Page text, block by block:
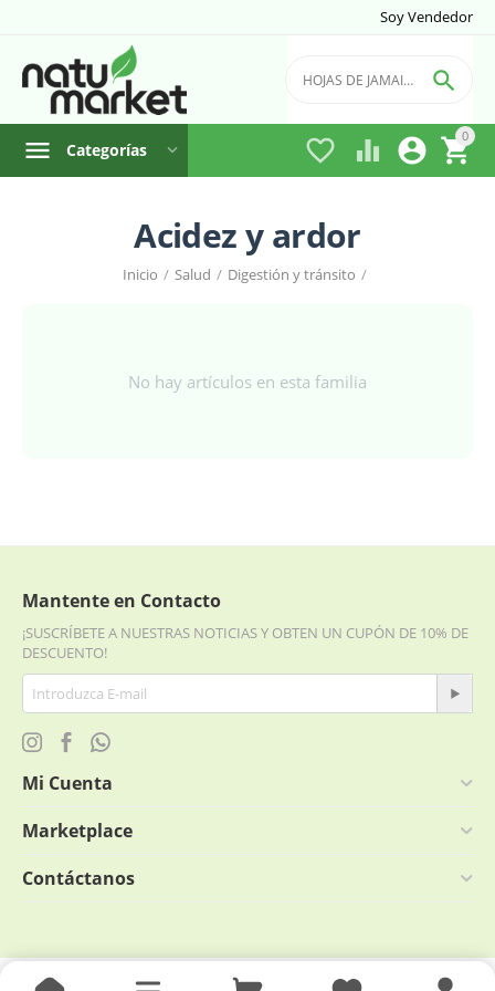
Soy Vendedor
0


 

Categorías
Acidez y ardor
Inicio / Salud / Digestión y tránsito /
No hay artículos en esta familia
Mantente en Contacto
¡SUSCRÍBETE A NUESTRAS NOTICIAS Y OBTEN UN CUPÓN DE 10% DE
DESCUENTO!
Mi Cuenta
Marketplace
Contáctanos